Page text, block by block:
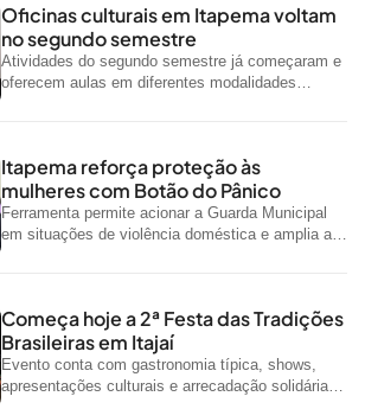
Oficinas culturais em Itapema voltam
no segundo semestre
Atividades do segundo semestre já começaram e
oferecem aulas em diferentes modalidades
Itapema reforça proteção às
mulheres com Botão do Pânico
Ferramenta permite acionar a Guarda Municipal
em situações de violência doméstica e amplia a
Começa hoje a 2ª Festa das Tradições
Brasileiras em Itajaí
Evento conta com gastronomia típica, shows,
apresentações culturais e arrecadação solidária